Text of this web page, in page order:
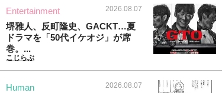
Entertainment 2026.08.07
堺雅人、反町隆史、GACKT…夏
ドラマを「50代イケオジ」が席
巻。...
こじらぶ
Human 2026.08.07